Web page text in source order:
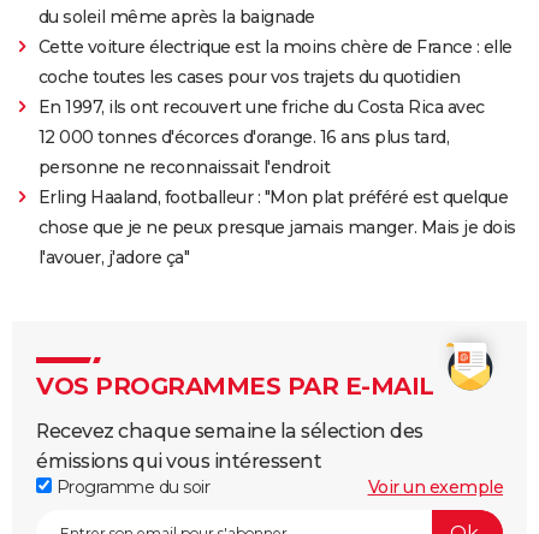
du soleil même après la baignade
Cette voiture électrique est la moins chère de France : elle
coche toutes les cases pour vos trajets du quotidien
En 1997, ils ont recouvert une friche du Costa Rica avec
12 000 tonnes d'écorces d'orange. 16 ans plus tard,
personne ne reconnaissait l'endroit
Erling Haaland, footballeur : "Mon plat préféré est quelque
chose que je ne peux presque jamais manger. Mais je dois
l'avouer, j'adore ça"
VOS PROGRAMMES PAR E-MAIL
Recevez chaque semaine la sélection des
émissions qui vous intéressent
Programme du soir Voir un exemple